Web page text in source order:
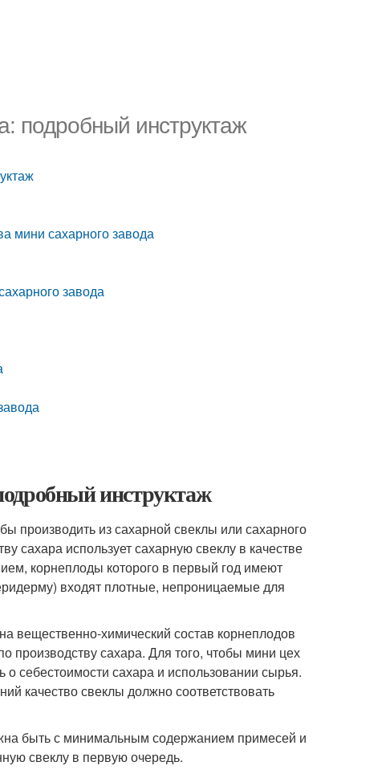
подробный инструктаж
мини сахарного завода
завода
инструктаж
производить из сахарной свеклы или сахарного
сахара использует сахарную свеклу в качестве
корнеплоды которого в первый год имеют
входят плотные, непроницаемые для
вещественно-химический состав корнеплодов
производству сахара. Для того, чтобы мини цех
себестоимости сахара и использовании сырья.
качество свеклы должно соответствовать
быть с минимальным содержанием примесей и
свеклу в первую очередь.